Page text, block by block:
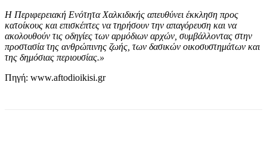
Η Περιφερειακή Ενότητα Χαλκιδικής απευθύνει έκκληση προς
κατοίκους και επισκέπτες να τηρήσουν την απαγόρευση και να
ακολουθούν τις οδηγίες των αρμόδιων αρχών, συμβάλλοντας στην
προστασία της ανθρώπινης ζωής, των δασικών οικοσυστημάτων και
της δημόσιας περιουσίας.»
Πηγή: www.aftodioikisi.gr